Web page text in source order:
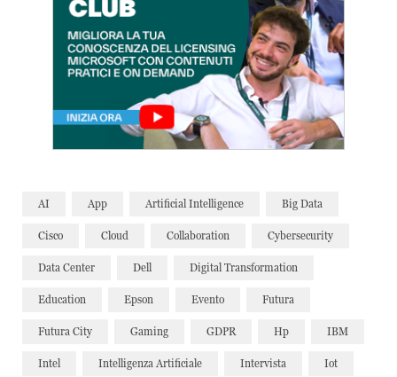
AI App Artificial Intelligence Big Data
Cisco Cloud Collaboration Cybersecurity
Data Center Dell Digital Transformation
Education Epson Evento Futura
Futura City Gaming GDPR Hp IBM
Intel Intelligenza Artificiale Intervista Iot